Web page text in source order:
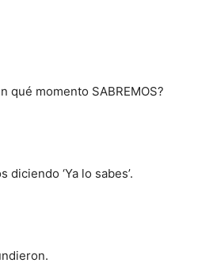
qué momento SABREMOS?
‘Ya lo sabes’.